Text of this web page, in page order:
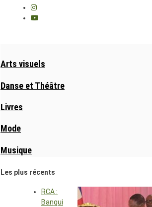
Arts visuels
Danse et Théâtre
Livres
Mode
Musique
Les plus récents
RCA :
Bangui